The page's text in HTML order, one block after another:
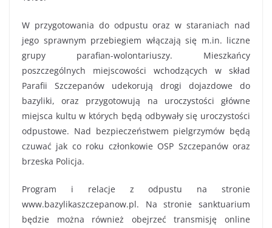
W przygotowania do odpustu oraz w staraniach nad
jego sprawnym przebiegiem włączają się m.in. liczne
grupy parafian-wolontariuszy. Mieszkańcy
poszczególnych miejscowości wchodzących w skład
Parafii Szczepanów udekorują drogi dojazdowe do
bazyliki, oraz przygotowują na uroczystości główne
miejsca kultu w których będą odbywały się uroczystości
odpustowe. Nad bezpieczeństwem pielgrzymów będą
czuwać jak co roku członkowie OSP Szczepanów oraz
brzeska Policja.
Program i relacje z odpustu na stronie
www.bazylikaszczepanow.pl. Na stronie sanktuarium
będzie można również obejrzeć transmisję online